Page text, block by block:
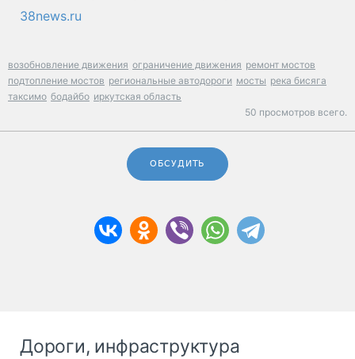
38news.ru
возобновление движения ограничение движения ремонт мостов
подтопление мостов региональные автодороги мосты река бисяга
таксимо бодайбо иркутская область
50 просмотров всего.
ОБСУДИТЬ
Дороги, инфраструктура